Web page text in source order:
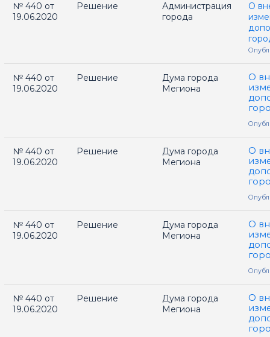
№ 440 от
19.06.2020
Решение
Администрация
города
О
№ 440 от
19.06.2020
Решение
Дума города
Мегиона
О
№ 440 от
19.06.2020
Решение
Дума города
Мегиона
О
№ 440 от
19.06.2020
Решение
Дума города
Мегиона
О
№ 440 от
19.06.2020
Решение
Дума города
Мегиона
О